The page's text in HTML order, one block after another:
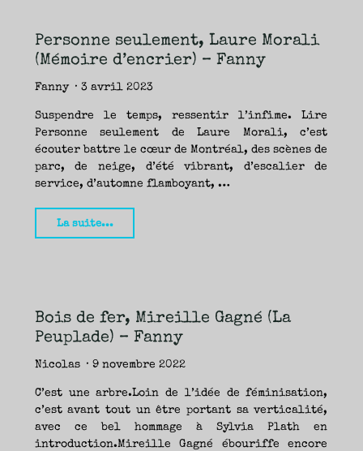
Doucey)
–
Fanny"
Personne seulement, Laure Morali
(Mémoire d’encrier) – Fanny
Fanny 3 avril 2023
Suspendre le temps, ressentir l’infime. Lire
Personne seulement de Laure Morali, c’est
écouter battre le cœur de Montréal, des scènes de
parc, de neige, d’été vibrant, d’escalier de
service, d’automne flamboyant, …
La suite...
seulement,
d’encrier)
Fanny"
Bois de fer, Mireille Gagné (La
Peuplade) – Fanny
Nicolas 9 novembre 2022
C’est une arbre.Loin de l’idée de féminisation,
c’est avant tout un être portant sa verticalité,
avec ce bel hommage à Sylvia Plath en
introduction.Mireille Gagné ébouriffe encore